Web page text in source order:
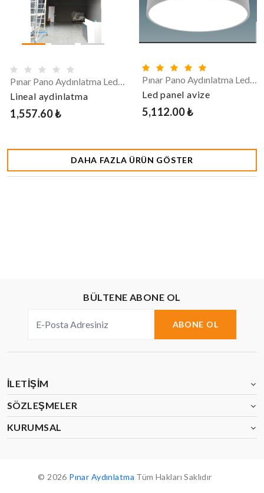
Pınar Pano Aydınlatma Led Panel Avize Armatür
Lineal aydinlatma
1,557.60 ₺
Pınar Pano Aydınlatma Led Panel Avize Armatür
Led panel avize
5,112.00 ₺
DAHA FAZLA ÜRÜN GÖSTER
BÜLTENE ABONE OL
ABONE OL
İLETIŞIM
SÖZLEŞMELER
KURUMSAL
© 2026 Pınar Aydınlatma Tüm Hakları Saklıdır